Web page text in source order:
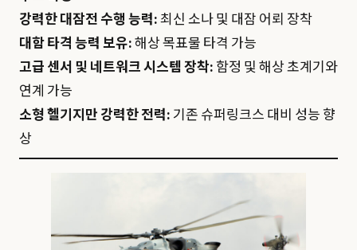
강력한 대잠전 수행 능력:최신 소나 및 대잠 어뢰 장착
대함 타격 능력 보유:해상 목표물 타격 가능
고급 센서 및 네트워크 시스템 장착: 함정 및 해상 초계기와
연계 가능
소형 헬기지만 강력한 전력: 기존 슈퍼링크스 대비 성능 향
상